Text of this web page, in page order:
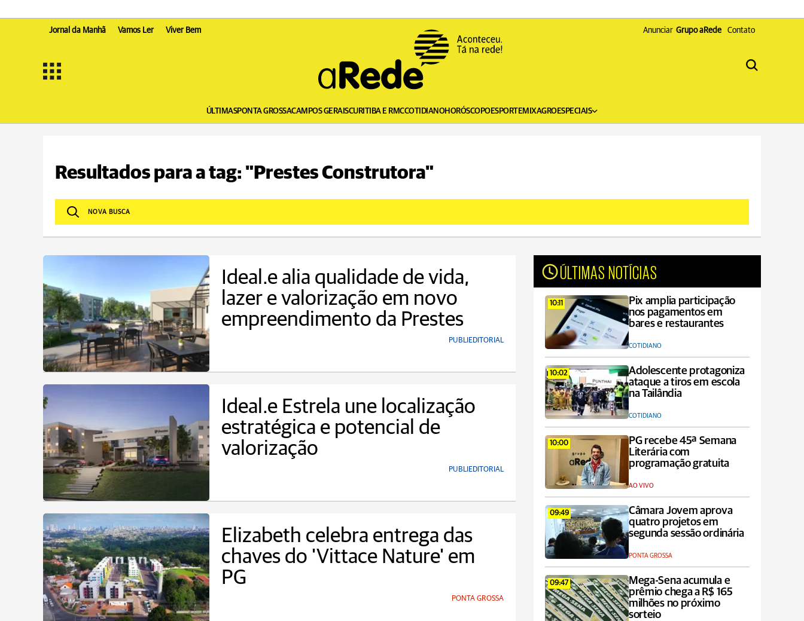
Jornal da Manhã Vamos Ler Viver Bem Anunciar Grupo aRede Contato
ÚLTIMASPONTA GROSSACAMPOS GERAISCURITIBA E RMCCOTIDIANOHORÓSCOPOESPORTEMIXAGROESPECIAIS
Resultados para a tag: "Prestes Construtora"
Ideal.e alia qualidade de vida,
lazer e valorização em novo
empreendimento da Prestes
PUBLIEDITORIAL
Ideal.e Estrela une localização
estratégica e potencial de
valorização
PUBLIEDITORIAL
Elizabeth celebra entrega das
chaves do 'Vittace Nature' em
PG
PONTA GROSSA
ÚLTIMAS NOTÍCIAS
10:11
Pix amplia participação
nos pagamentos em
bares e restaurantes
COTIDIANO
10:02
Adolescente protagoniza
ataque a tiros em escola
na Tailândia
COTIDIANO
10:00
PG recebe 45ª Semana
Literária com
programação gratuita
AO VIVO
09:49
Câmara Jovem aprova
quatro projetos em
segunda sessão ordinária
PONTA GROSSA
09:47
Mega-Sena acumula e
prêmio chega a R$ 165
milhões no próximo
sorteio